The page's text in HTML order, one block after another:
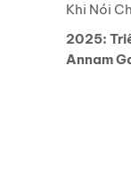
Khi Nói
2025:
Annam